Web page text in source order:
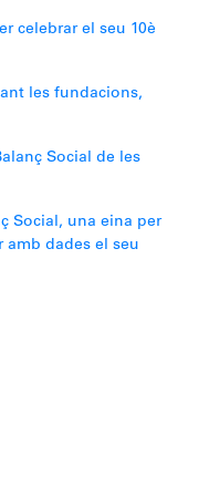
celebrar el seu 10è
les fundacions,
Social de les
Social, una eina per
amb dades el seu